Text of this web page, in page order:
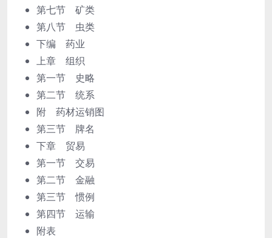
第七节 矿类
第八节 虫类
下编 药业
上章 组织
第一节 史略
第二节 统系
附 药材运销图
第三节 牌名
下章 贸易
第一节 交易
第二节 金融
第三节 惯例
第四节 运输
附表